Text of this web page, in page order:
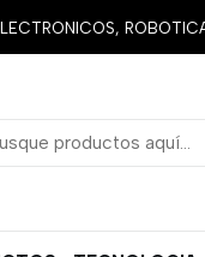
Robotica Llantas